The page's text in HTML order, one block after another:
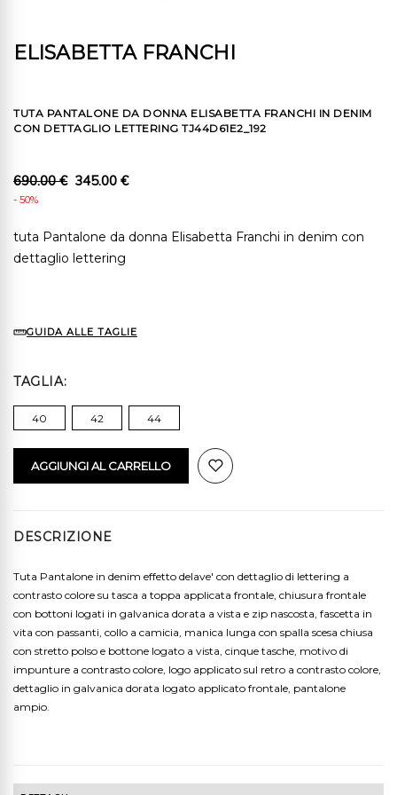
ELISABETTA FRANCHI
TUTA PANTALONE DA DONNA ELISABETTA FRANCHI IN DENIM
CON DETTAGLIO LETTERING TJ44D61E2_192
690.00 € 345.00 €
- 50%
tuta Pantalone da donna Elisabetta Franchi in denim con
dettaglio lettering
GUIDA ALLE TAGLIE
TAGLIA
40 42 44
AGGIUNGI AL CARRELLO
DESCRIZIONE
Tuta Pantalone in denim effetto delave' con dettaglio di lettering a
contrasto colore su tasca a toppa applicata frontale, chiusura frontale
con bottoni logati in galvanica dorata a vista e zip nascosta, fascetta in
vita con passanti, collo a camicia, manica lunga con spalla scesa chiusa
con stretto polso e bottone logato a vista, cinque tasche, motivo di
impunture a contrasto colore, logo applicato sul retro a contrasto colore,
dettaglio in galvanica dorata logato applicato frontale, pantalone
ampio.